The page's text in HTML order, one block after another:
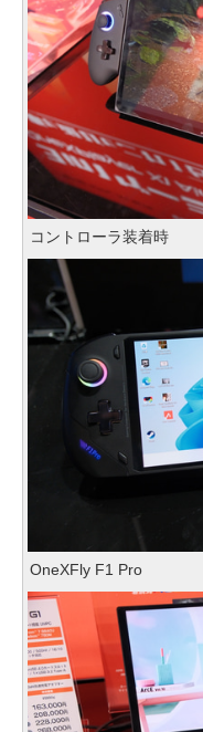
コントローラ装着時
OneXFly F1 Pro